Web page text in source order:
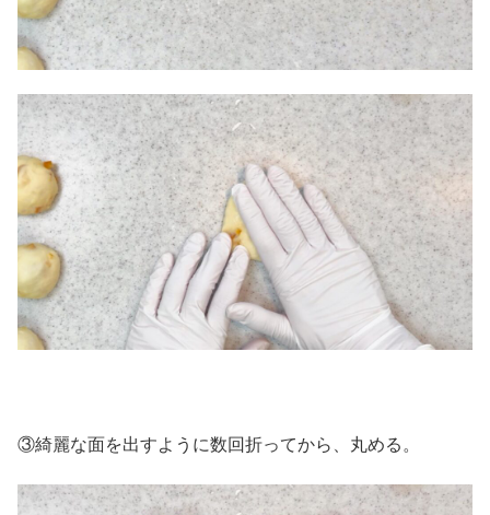
③綺麗な面を出すように数回折ってから、丸める。